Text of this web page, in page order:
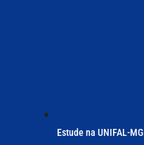
Estude na UNIFAL-MG